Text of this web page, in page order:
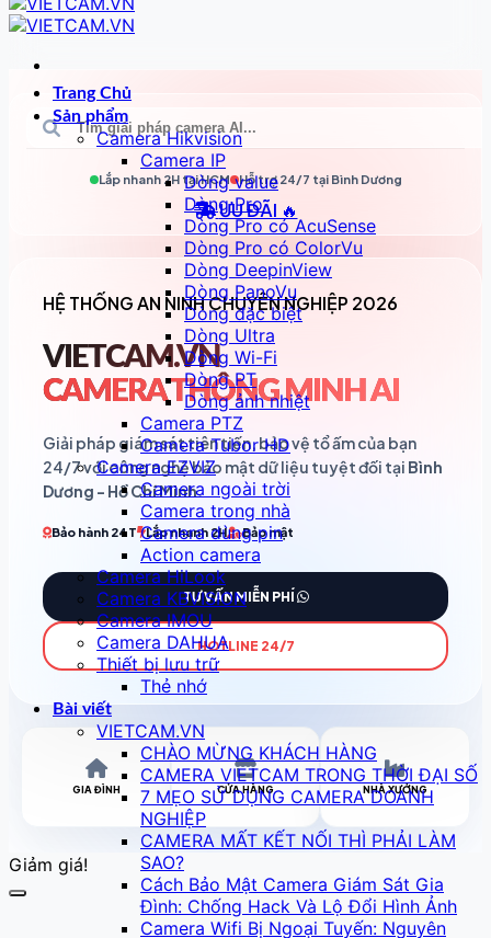
Trang Chủ
Sản phẩm
Camera Hikvision
Camera IP
Dòng value
Dòng Pro
Dòng Pro có AcuSense
Dòng Pro có ColorVu
Dòng DeepinView
Dòng PanoVu
Dòng đặc biệt
Dòng Ultra
Dòng Wi-Fi
Dòng PT
Dòng ảnh nhiệt
Camera PTZ
Camera Tubor HD
Camera EZVIZ
Camera ngoài trời
Camera trong nhà
Camera dùng pin
Action camera
Camera HiLook
Camera KBVISION
Camera IMOU
Camera DAHUA
Thiết bị lưu trữ
Thẻ nhớ
Bài viết
VIETCAM.VN
CHÀO MỪNG KHÁCH HÀNG
CAMERA VIETCAM TRONG THỜI ĐẠI SỐ
7 MẸO SỬ DỤNG CAMERA DOANH
NGHIỆP
CAMERA MẤT KẾT NỐI THÌ PHẢI LÀM
SAO?
Cách Bảo Mật Camera Giám Sát Gia
Đình: Chống Hack Và Lộ Đổi Hình Ảnh
Camera Wifi Bị Ngoại Tuyến: Nguyên
Lắp nhanh 2H tạiHCM Hỗ trợ 24/7 tại Bình Dương
ƯU ĐÃI 🔥
HỆ THỐNG AN NINH CHUYÊN NGHIỆP 2026
VIETCAM.VN
CAMERA THÔNG MINH AI
Giải pháp giám sát tiên tiến, bảo vệ tổ ấm của bạn
24/7 với công nghệ bảo mật dữ liệu tuyệt đối tại Bình
Dương - Hồ Chí Minh.
Bảo hành 24T Lắp nhanh 2H Bảo mật
TƯ VẤN MIỄN PHÍ
HOTLINE 24/7
GIA ĐÌNH CỬA HÀNG NHÀ XƯỞNG
Giảm giá!